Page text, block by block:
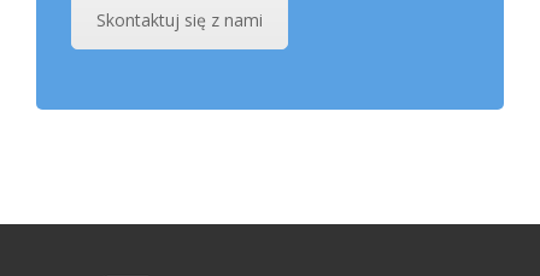
Skontaktuj się z nami